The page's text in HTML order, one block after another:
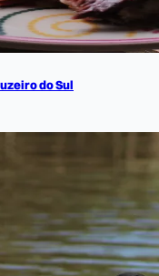
do Sul